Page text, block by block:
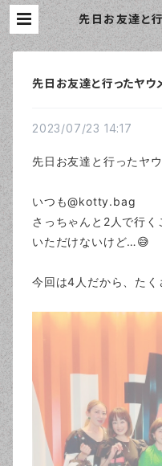
先日お友達と
ゃれなエプロ
モリコ）☆イ
先日お友達と行ったヤウ
2023/07/23 14:17
先日お友達と行ったヤ
いつも@kotty.bag
さっちゃんと2人で行
いただけないけど…😅
今回は4人だから、た